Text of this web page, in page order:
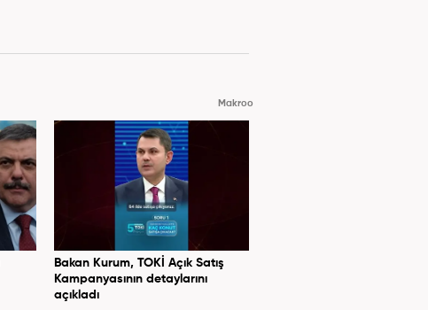
Makroo
Bakan Kurum, TOKİ Açık Satış
Kampanyasının detaylarını
açıkladı